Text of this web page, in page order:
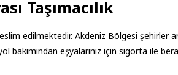
Taşımacılık
edilmektedir. Akdeniz Bölgesi
eşyalarınız için sigorta ile